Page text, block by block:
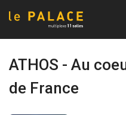
Evénements
ATHOS - Au
de France